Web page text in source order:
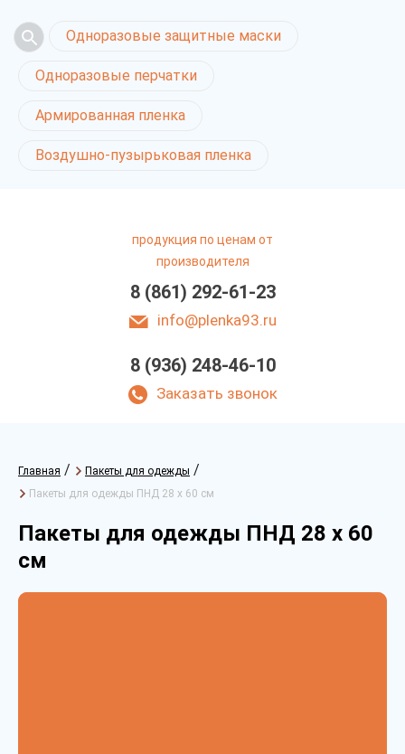
Одноразовые защитные маски
Одноразовые перчатки
Армированная пленка
Воздушно-пузырьковая пленка
продукция по ценам от
производителя
8 (861) 292-61-23
info@plenka93.ru
8 (936) 248-46-10
Заказать звонок
Главная / Пакеты для одежды /
Пакеты для одежды ПНД 28 х 60 см
Пакеты для одежды ПНД 28 х 60
см